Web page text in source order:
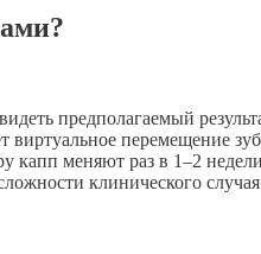
предполагаемый
виртуальное перемещение
меняют раз в 1–2
клинического